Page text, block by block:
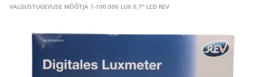
VALGUSTUGEVUSE MÕÕTJA 1-100.000 LUX 0,7" LCD REV